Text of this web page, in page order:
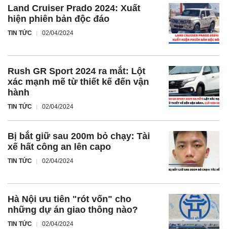
Land Cruiser Prado 2024: Xuất
hiện phiên bản độc đáo
TIN TỨC 02/04/2024
Rush GR Sport 2024 ra mắt: Lột
xác mạnh mẽ từ thiết kế đến vận
hành
TIN TỨC 02/04/2024
Bị bắt giữ sau 200m bỏ chạy: Tài
xế hất công an lên capo
TIN TỨC 02/04/2024
Hà Nội ưu tiên "rót vốn" cho
những dự án giao thông nào?
TIN TỨC 02/04/2024